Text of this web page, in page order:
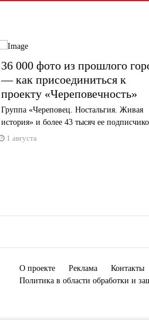
36 000 фото из прошлого
— как присоединиться к
проекту «Череповечность»
Группа «Череповец. Ностальгия. Живая
история» и более 43 тысяч ее
1 августа
О проекте Реклама
Контакты
Политика в области обработки и